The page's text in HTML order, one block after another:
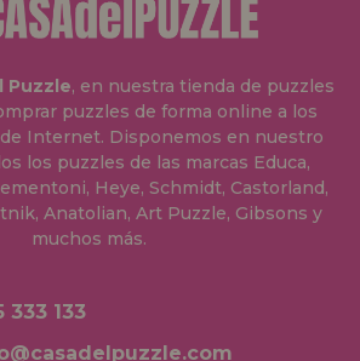
Puzzle, en nuestra tienda de puzzles
puzzles de forma online a los
Internet. Disponemos en nuestro
los puzzles de las marcas Educa,
Heye, Schmidt, Castorland,
Anatolian, Art Puzzle, Gibsons y
muchos más.
333 133